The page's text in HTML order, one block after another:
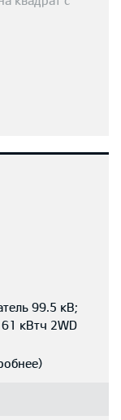
99.5 кВ;
кВтч 2WD
)